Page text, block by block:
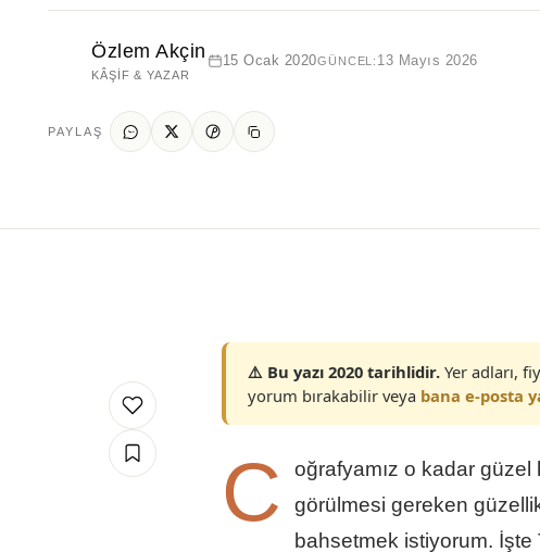
Özlem Akçin
KÂŞIF & YAZAR
15 Ocak 2020GÜNCEL: 13 Mayıs 2026
PAYLAŞ
⚠️ Bu yazı 2020 tarihlidir. Yer adları,
yorum bırakabilir veya bana e-posta
C
oğrafyamız o kadar
görülmesi gereken
bahsetmek istiyorum.